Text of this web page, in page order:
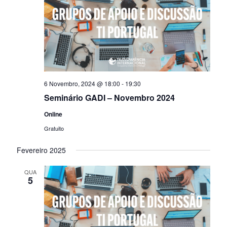
6 Novembro, 2024 @ 18:00 - 19:30
Seminário GADI – Novembro 2024
Online
Gratuito
Fevereiro 2025
QUA
5